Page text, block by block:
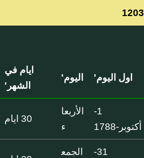
1203
اول اليوم' اليوم'
ايام في
الشهر'
1-
أكتوبر-1788
الأربعا
ء
30 ايام
31-
الجمع